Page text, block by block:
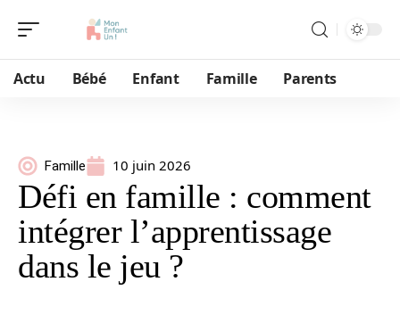
Actu Bébé Enfant Famille Parents
Famille 10 juin 2026
Défi en famille : comment
intégrer l’apprentissage
dans le jeu ?